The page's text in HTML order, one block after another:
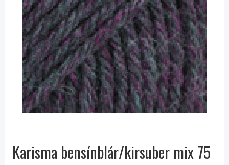
Karisma bensínblár/kirsuber mix 75